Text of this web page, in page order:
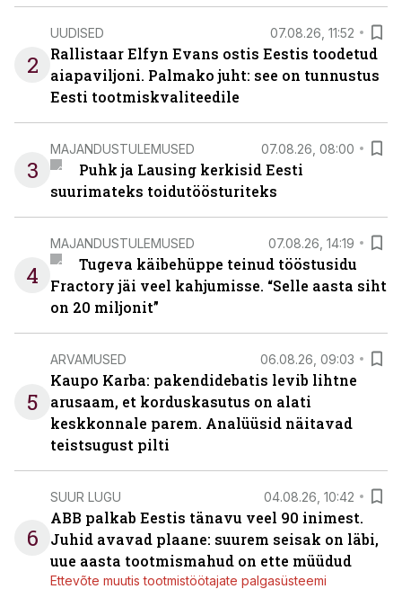
2
UUDISED 07.08.26, 11:52
Rallistaar Elfyn Evans ostis Eestis toodetud
aiapaviljoni. Palmako juht: see on tunnustus
Eesti tootmiskvaliteedile
3
MAJANDUSTULEMUSED 07.08.26, 08:00
Puhk ja Lausing kerkisid Eesti
suurimateks toidutöösturiteks
4
MAJANDUSTULEMUSED 07.08.26, 14:19
Tugeva käibehüppe teinud tööstusidu
Fractory jäi veel kahjumisse. “Selle aasta siht
on 20 miljonit”
5
ARVAMUSED 06.08.26, 09:03
Kaupo Karba: pakendidebatis levib lihtne
arusaam, et korduskasutus on alati
keskkonnale parem. Analüüsid näitavad
teistsugust pilti
6
SUUR LUGU 04.08.26, 10:42
ABB palkab Eestis tänavu veel 90 inimest.
Juhid avavad plaane: suurem seisak on läbi,
uue aasta tootmismahud on ette müüdud
Ettevõte muutis tootmistöötajate palgasüsteemi